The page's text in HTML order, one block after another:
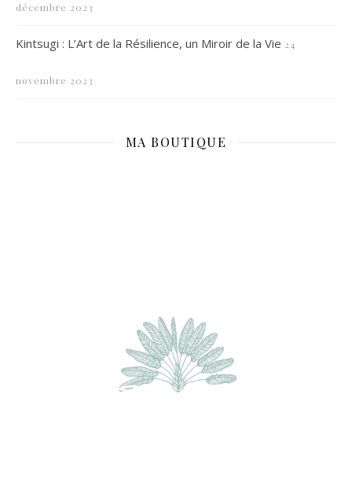
décembre 2023
Kintsugi : L’Art de la Résilience, un Miroir de la Vie 24
novembre 2023
MA BOUTIQUE